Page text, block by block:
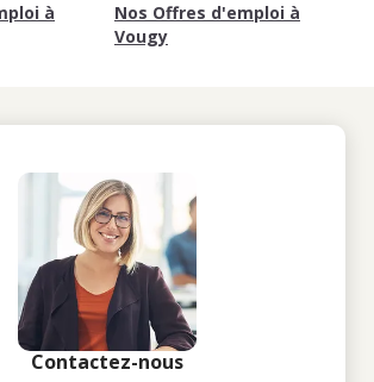
à
Nos Offres d'emploi à
Vougy
Contactez-nous